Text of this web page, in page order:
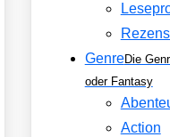
GenreDie
oder Fantasy
Action